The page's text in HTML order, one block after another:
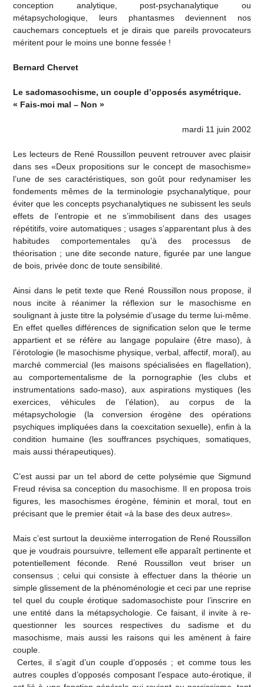
conception analytique, post-psychanalytique ou
métapsychologique, leurs phantasmes deviennent nos
cauchemars conceptuels et je dirais que pareils provocateurs
méritent pour le moins une bonne fessée !
Bernard Chervet
Le sadomasochisme, un couple d’opposés asymétrique.
« Fais-moi mal – Non »
mardi 11 juin 2002
Les lecteurs de René Roussillon peuvent retrouver avec plaisir
dans ses «Deux propositions sur le concept de masochisme»
l’une de ses caractéristiques, son goût pour redynamiser les
fondements mêmes de la terminologie psychanalytique, pour
éviter que les concepts psychanalytiques ne subissent les seuls
effets de l’entropie et ne s’immobilisent dans des usages
répétitifs, voire automatiques ; usages s’apparentant plus à des
habitudes comportementales qu’à des processus de
théorisation ; une dite seconde nature, figurée par une langue
de bois, privée donc de toute sensibilité.
Ainsi dans le petit texte que René Roussillon nous propose, il
nous incite à réanimer la réflexion sur le masochisme en
soulignant à juste titre la polysémie d’usage du terme lui-même.
En effet quelles différences de signification selon que le terme
appartient et se réfère au langage populaire (être maso), à
l’érotologie (le masochisme physique, verbal, affectif, moral), au
marché commercial (les maisons spécialisées en flagellation),
au comportementalisme de la pornographie (les clubs et
instrumentations sado-maso), aux aspirations mystiques (les
exercices, véhicules de l’élation), au corpus de la
métapsychologie (la conversion érogène des opérations
psychiques impliquées dans la coexcitation sexuelle), enfin à la
condition humaine (les souffrances psychiques, somatiques,
mais aussi thérapeutiques).
C’est aussi par un tel abord de cette polysémie que Sigmund
Freud révisa sa conception du masochisme. Il en proposa trois
figures, les masochismes érogène, féminin et moral, tout en
précisant que le premier était «à la base des deux autres».
Mais c’est surtout la deuxième interrogation de René Roussillon
que je voudrais poursuivre, tellement elle apparaît pertinente et
potentiellement féconde. René Roussillon veut briser un
consensus ; celui qui consiste à effectuer dans la théorie un
simple glissement de la phénoménologie et ceci par une reprise
tel quel du couple érotique sadomasochiste pour l’inscrire en
une entité dans la métapsychologie. Ce faisant, il invite à re-
questionner les sources respectives du sadisme et du
masochisme, mais aussi les raisons qui les amènent à faire
couple.
Certes, il s’agit d’un couple d’opposés ; et comme tous les
autres couples d’opposés composant l’espace auto-érotique, il